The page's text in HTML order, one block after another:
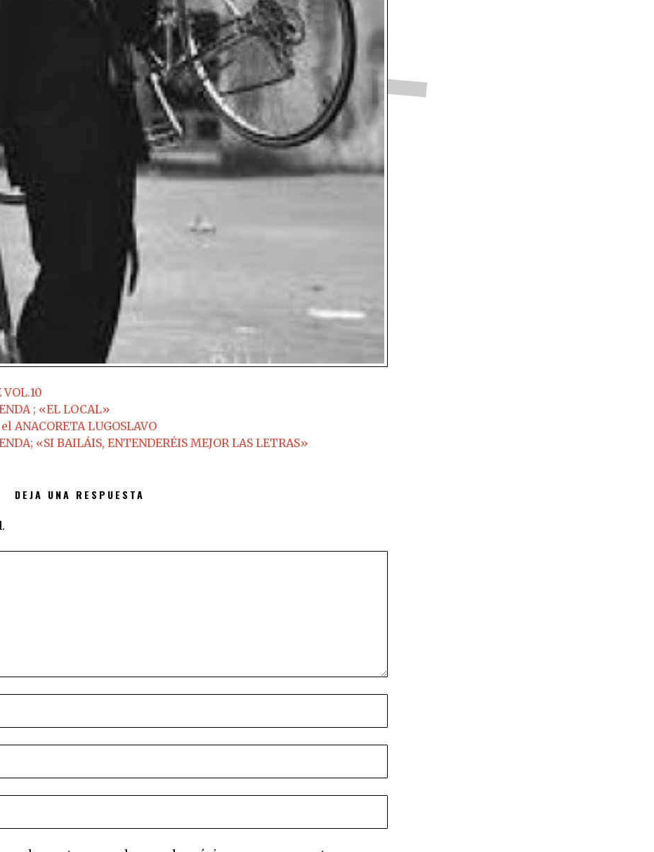
VOL.10
; «EL LOCAL»
ANACORETA LUGOSLAVO
«SI BAILÁIS, ENTENDERÉIS MEJOR LAS LETRAS»
DEJA UNA RESPUESTA